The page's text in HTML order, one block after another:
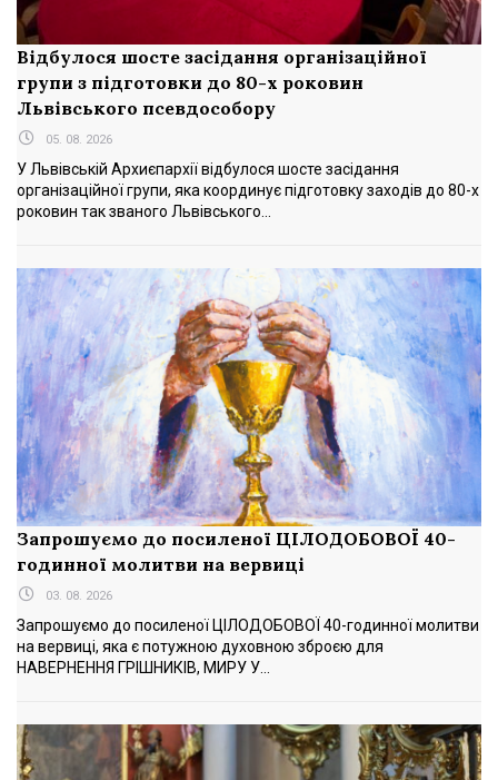
Відбулося шосте засідання організаційної
групи з підготовки до 80-х роковин
Львівського псевдособору
05. 08. 2026
У Львівській Архиєпархії відбулося шосте засідання
організаційної групи, яка координує підготовку заходів до 80-х
роковин так званого Львівського...
Запрошуємо до посиленої ЦІЛОДОБОВОЇ 40-
годинної молитви на вервиці
03. 08. 2026
Запрошуємо до посиленої ЦІЛОДОБОВОЇ 40-годинної молитви
на вервиці, яка є потужною духовною зброєю для
НАВЕРНЕННЯ ГРІШНИКІВ, МИРУ У...